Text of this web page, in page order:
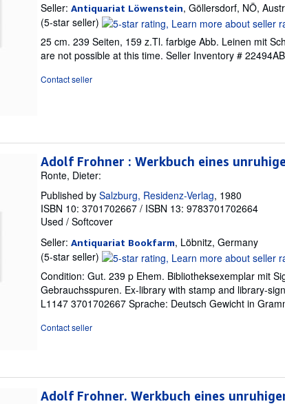
Seller: Antiquariat Löwenstein, Göllersdorf, NÖ,
(5-star seller) Seller
rating
5
out
25 cm. 239 Seiten, 159 z.Tl. farbige Abb. Leinen mit
are not possible at this time. Seller Inventory # 22494AB
Contact seller
Adolf Frohner : Werkbuch eines
Ronte, Dieter:
Published by Salzburg, Residenz-Verlag, 1980
ISBN 10: 3701702667 / ISBN 13: 9783701702664
Used / Softcover
Seller: Antiquariat Bookfarm, Löbnitz, Germany
(5-star seller) Seller
rating
5
out
of
Condition: Gut. 239 p Ehem. Bibliotheksexemplar mit
Gebrauchsspuren. Ex-library with stamp and library-
L1147 3701702667 Sprache: Deutsch Gewicht in
Contact seller
Adolf Frohner. Werkbuch eines